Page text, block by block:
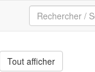
Tout afficher